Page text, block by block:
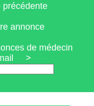
annonce
de médecin
mail >